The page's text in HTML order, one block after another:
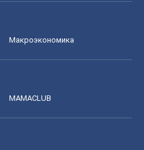
Mакроэкономика
MAMACLUB